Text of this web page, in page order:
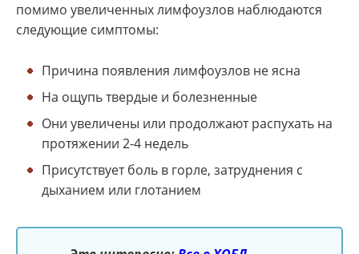
помимо увеличенных лимфоузлов наблюдаются
следующие симптомы:
Причина появления лимфоузлов не ясна
На ощупь твердые и болезненные
Они увеличены или продолжают распухать на
протяжении 2-4 недель
Присутствует боль в горле, затруднения с
дыханием или глотанием